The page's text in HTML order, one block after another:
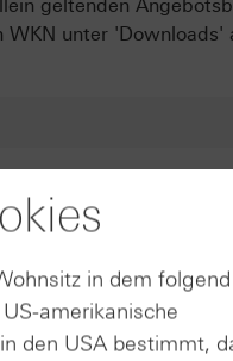
geltenden
unter 'Downloads'
in dem folgend
amerikanische
den USA bestimmt,